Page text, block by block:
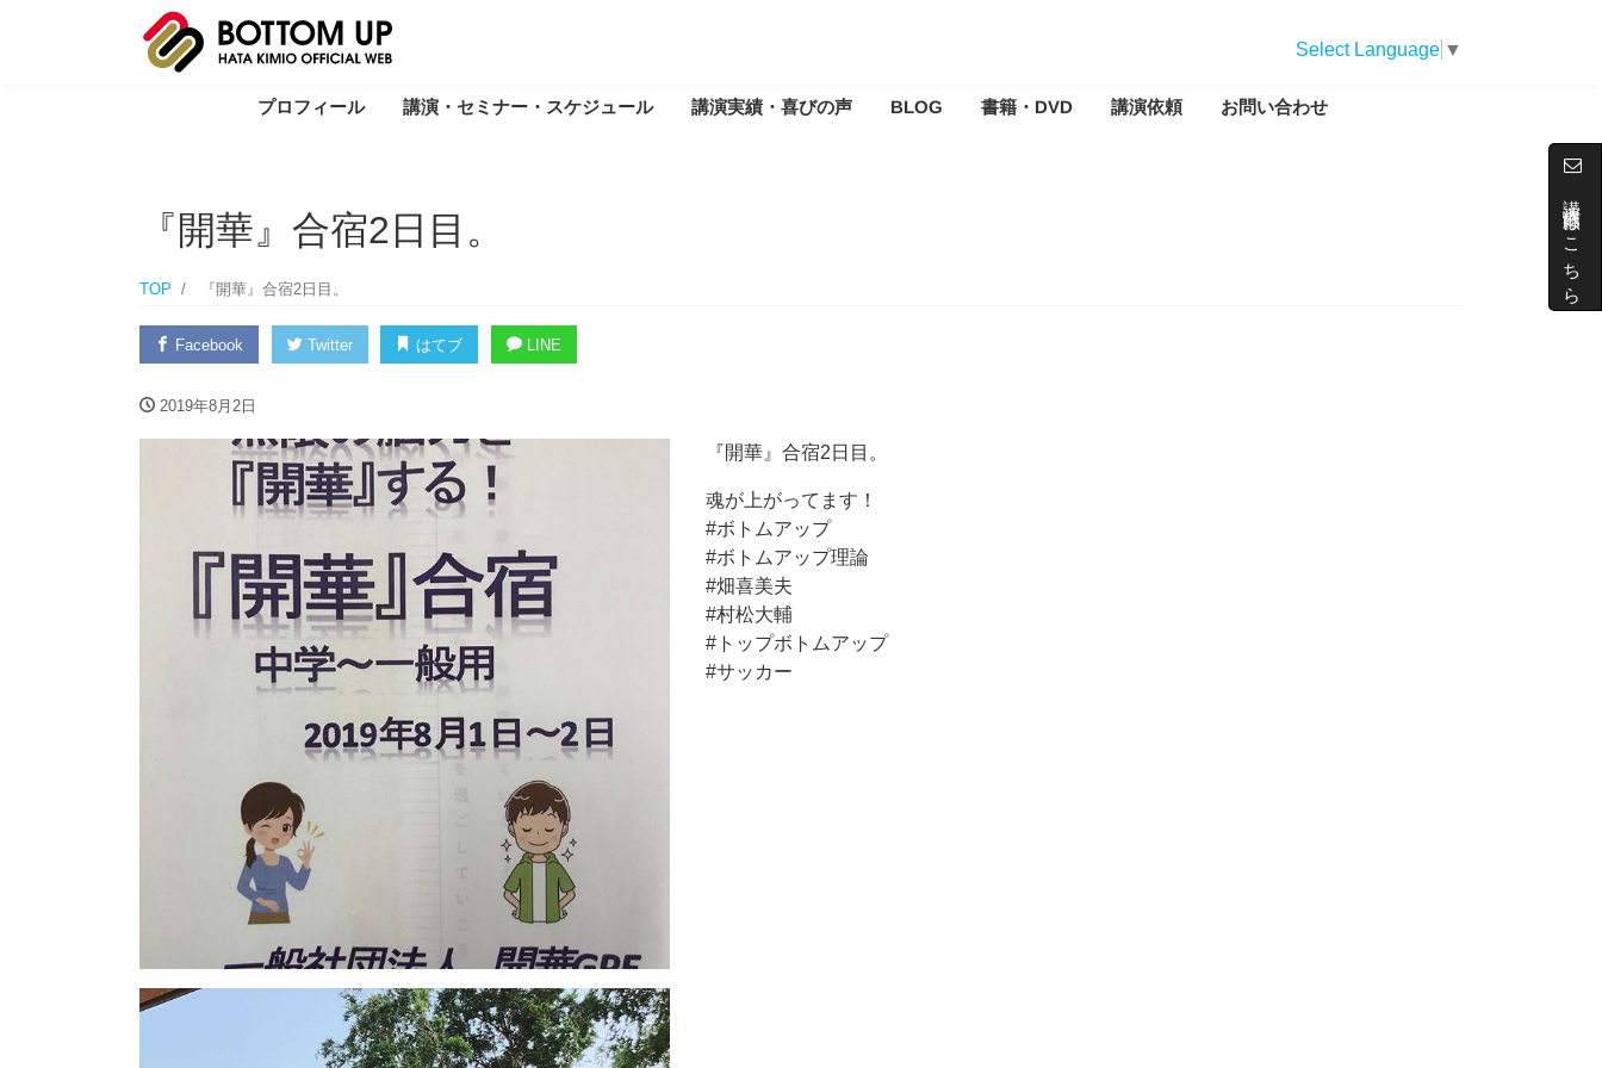
講演依頼はこちら
Select Language ▼
プロフィール 講演・セミナー・スケジュール 講演実績・喜びの声 BLOG 書籍・DVD 講演依頼 お問い合わせ
『開華』合宿2日目。
TOP 『開華』合宿2日目。
Facebook Twitter はてブ LINE
2019年8月2日
『開華』合宿2日目。
魂が上がってます！
#ボトムアップ
#ボトムアップ理論
#畑喜美夫
#村松大輔
#トップボトムアップ
#サッカー